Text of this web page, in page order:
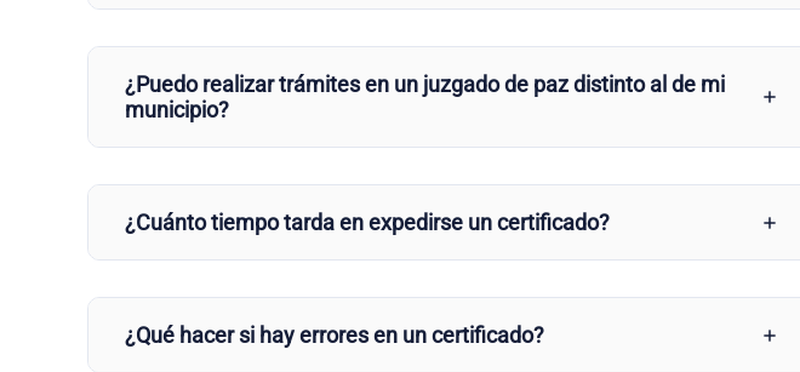
¿Puedo realizar trámites en un juzgado de paz distinto al de mi
municipio?
¿Cuánto tiempo tarda en expedirse un certificado?
¿Qué hacer si hay errores en un certificado?